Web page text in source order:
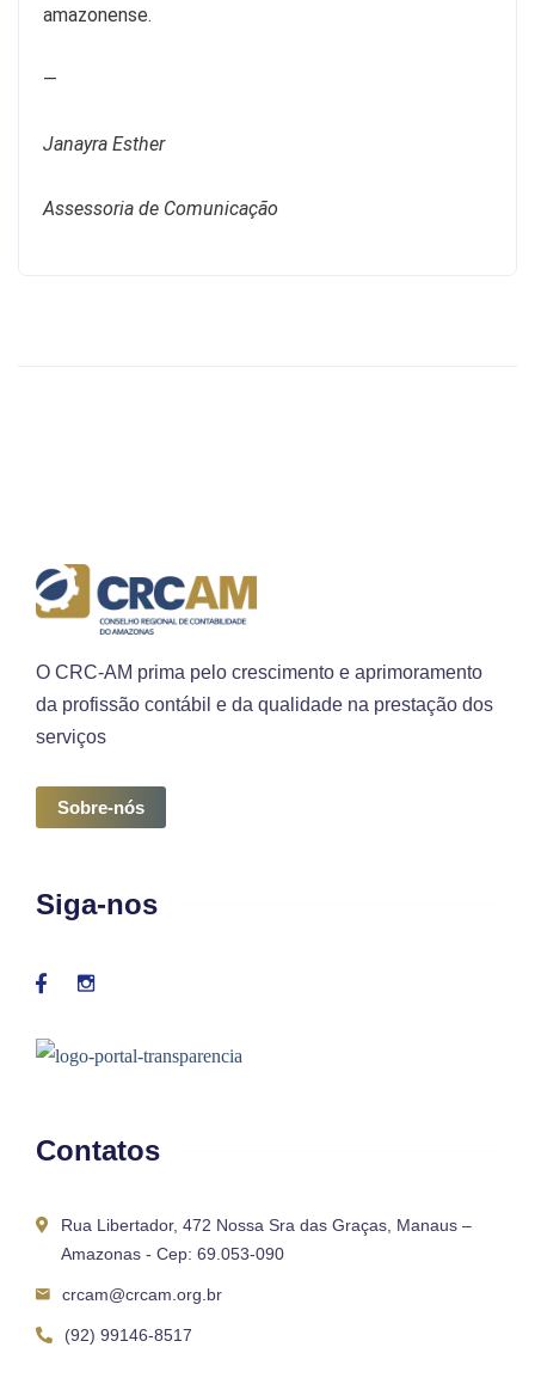
amazonense.
—
Janayra Esther
Assessoria de Comunicação
O CRC-AM prima pelo crescimento e aprimoramento
da profissão contábil e da qualidade na prestação dos
serviços
Sobre-nós
Siga-nos
Contatos
Rua Libertador, 472 Nossa Sra das Graças, Manaus –
Amazonas - Cep: 69.053-090
crcam@crcam.org.br
(92) 99146-8517